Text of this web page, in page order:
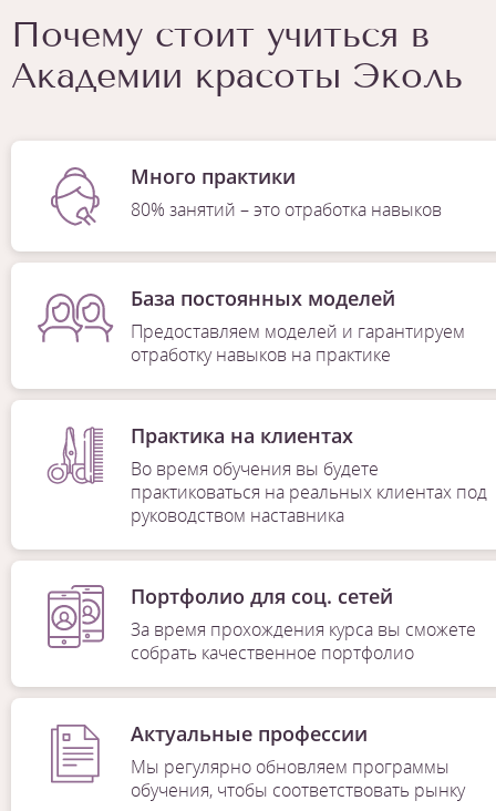
Почему стоит учиться в
Академии красоты Эколь
Много практики
80% занятий – это отработка навыков
База постоянных моделей
Предоставляем моделей и гарантируем
отработку навыков на практике
Практика на клиентах
Во время обучения вы будете
практиковаться на реальных клиентах под
руководством наставника
Портфолио для соц. сетей
За время прохождения курса вы сможете
собрать качественное портфолио
Актуальные профессии
Мы регулярно обновляем программы
обучения, чтобы соответствовать рынку